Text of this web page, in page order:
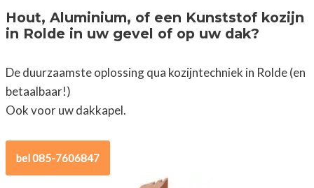
Hout, Aluminium, of een Kunststof kozijn
in Rolde in uw gevel of op uw dak?
De duurzaamste oplossing qua kozijntechniek in Rolde (en
betaalbaar!)
Ook voor uw dakkapel.
bel 085-7606847